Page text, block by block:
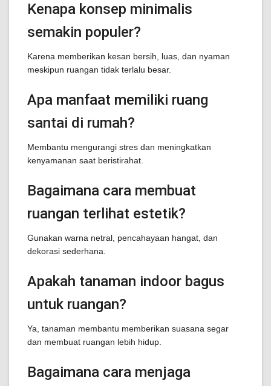
Kenapa konsep minimalis
semakin populer?
Karena memberikan kesan bersih, luas, dan nyaman
meskipun ruangan tidak terlalu besar.
Apa manfaat memiliki ruang
santai di rumah?
Membantu mengurangi stres dan meningkatkan
kenyamanan saat beristirahat.
Bagaimana cara membuat
ruangan terlihat estetik?
Gunakan warna netral, pencahayaan hangat, dan
dekorasi sederhana.
Apakah tanaman indoor bagus
untuk ruangan?
Ya, tanaman membantu memberikan suasana segar
dan membuat ruangan lebih hidup.
Bagaimana cara menjaga